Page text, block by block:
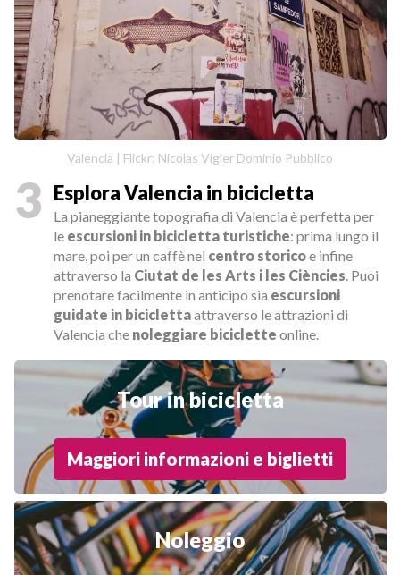
Valencia | Flickr: Nicolas Vigier Dominio Pubblico
3 Esplora Valencia in bicicletta
La pianeggiante topografia di Valencia è perfetta per
le escursioni in bicicletta turistiche: prima lungo il
mare, poi per un caffè nel centro storicoe infine
attraverso la Ciutat de les Arts i les Ciències. Puoi
prenotare facilmente in anticipo sia escursioni
guidate in biciclettaattraverso le attrazioni di
Valencia che noleggiare biciclette online.
Tour in bicicletta
Maggiori informazioni e biglietti
Noleggio